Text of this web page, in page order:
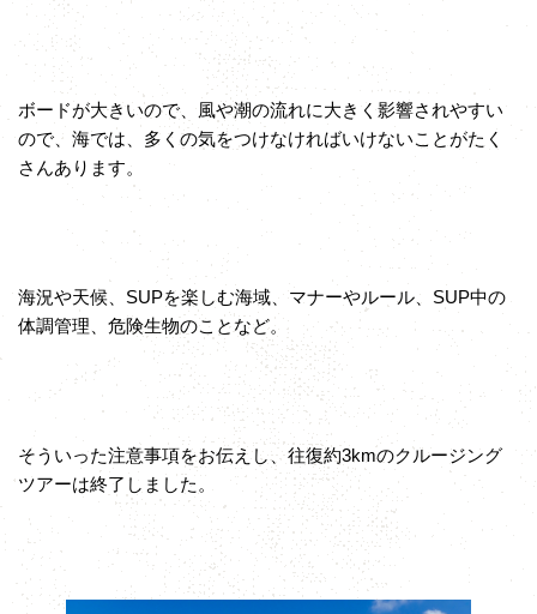
ボードが大きいので、風や潮の流れに大きく影響されやすい
ので、海では、多くの気をつけなければいけないことがたく
さんあります。
海況や天候、SUPを楽しむ海域、マナーやルール、SUP中の
体調管理、危険生物のことなど。
そういった注意事項をお伝えし、往復約3kmのクルージング
ツアーは終了しました。